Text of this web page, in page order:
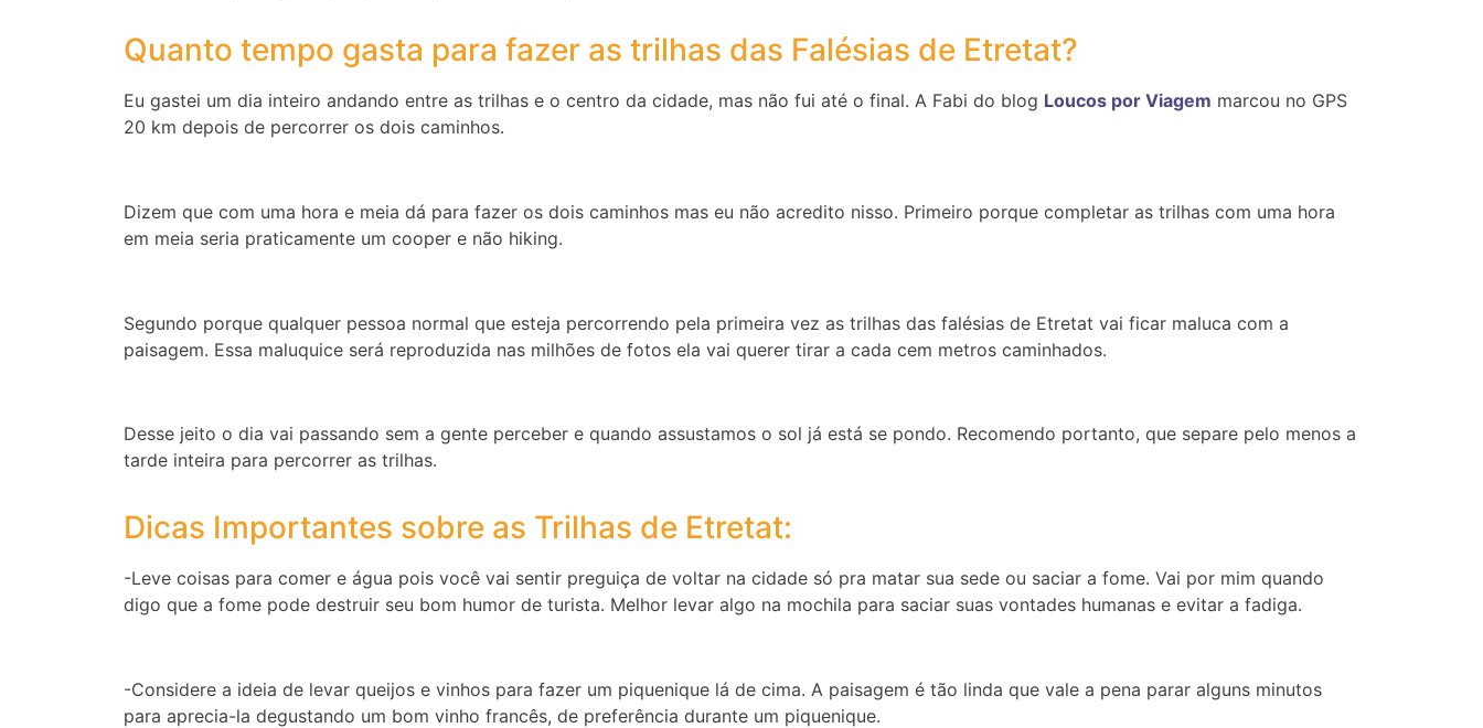
Quanto tempo gasta para fazer as trilhas das Falésias de Etretat?
Eu gastei um dia inteiro andando entre as trilhas e o centro da cidade, mas não fui até o final. A Fabi do blog Loucos por Viagem marcou no GPS
20 km depois de percorrer os dois caminhos.
Dizem que com uma hora e meia dá para fazer os dois caminhos mas eu não acredito nisso. Primeiro porque completar as trilhas com uma hora
em meia seria praticamente um cooper e não hiking.
Segundo porque qualquer pessoa normal que esteja percorrendo pela primeira vez as trilhas das falésias de Etretat vai ficar maluca com a
paisagem. Essa maluquice será reproduzida nas milhões de fotos ela vai querer tirar a cada cem metros caminhados.
Desse jeito o dia vai passando sem a gente perceber e quando assustamos o sol já está se pondo. Recomendo portanto, que separe pelo menos a
tarde inteira para percorrer as trilhas.
Dicas Importantes sobre as Trilhas de Etretat:
-Leve coisas para comer e água pois você vai sentir preguiça de voltar na cidade só pra matar sua sede ou saciar a fome. Vai por mim quando
digo que a fome pode destruir seu bom humor de turista. Melhor levar algo na mochila para saciar suas vontades humanas e evitar a fadiga.
-Considere a ideia de levar queijos e vinhos para fazer um piquenique lá de cima. A paisagem é tão linda que vale a pena parar alguns minutos
para aprecia-la degustando um bom vinho francês, de preferência durante um piquenique.